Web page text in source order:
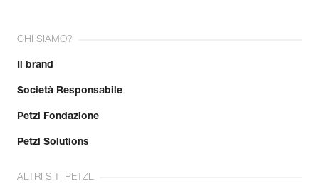
CHI SIAMO?
Il brand
Società Responsabile
Petzl Fondazione
Petzl Solutions
ALTRI SITI PETZL